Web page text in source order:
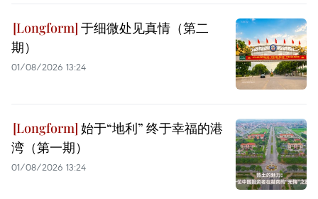
于细微处见真情（第二
期）
01/08/2026 13:24
始于“地利” 终于幸福的港
湾（第一期）
01/08/2026 13:24